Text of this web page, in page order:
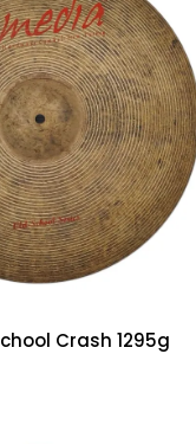
Crash 1295g